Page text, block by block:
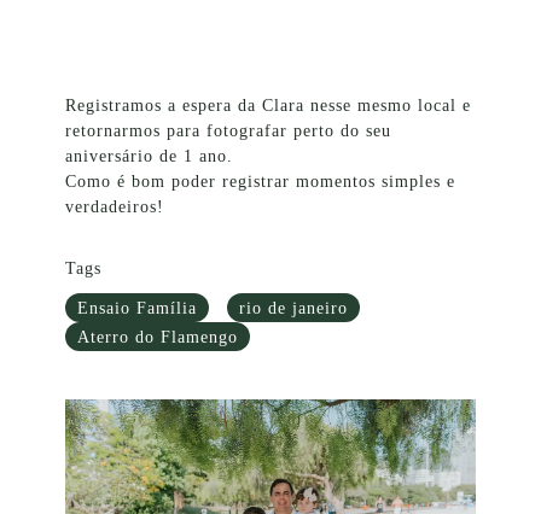
Registramos a espera da Clara nesse mesmo local e
retornarmos para fotografar perto do seu
aniversário de 1 ano.
Como é bom poder registrar momentos simples e
verdadeiros!
Tags
Ensaio Família
rio de janeiro
Aterro do Flamengo